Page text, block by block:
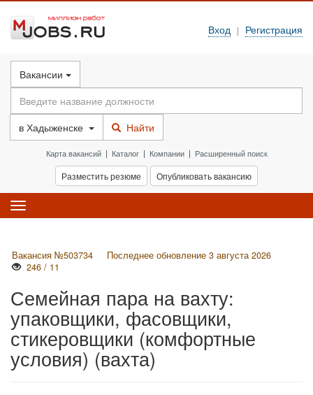
Вход | Регистрация
Вакансии
в Хадыженске Найти
Карта вакансий| Каталог| Компании| Расширенный поиск
Разместить резюме Опубликовать вакансию
Toggle
navigation
Вакансия №503734
Последнее обновление 3 августа 2026
246 / 11
Семейная пара на вахту:
упаковщики, фасовщики,
стикеровщики (комфортные
условия) (вахта)